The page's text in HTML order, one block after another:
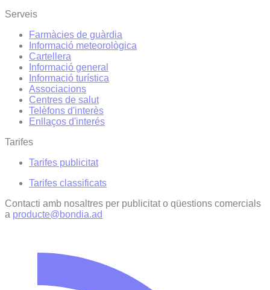
Serveis
Farmàcies de guàrdia
Informació meteorològica
Cartellera
Informació general
Informació turística
Associacions
Centres de salut
Telèfons d'interès
Enllaços d'interés
Tarifes
Tarifes publicitat
Tarifes classificats
Contacti amb nosaltres per publicitat o qüestions comercials
a producte@bondia.ad